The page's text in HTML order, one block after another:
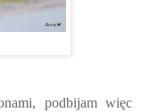
podbijam więc